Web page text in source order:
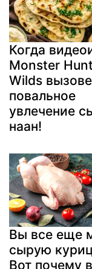
Когда
Monster
Wilds
повальное
увлечение
наан!
Вы все еще
сырую
Вот почему